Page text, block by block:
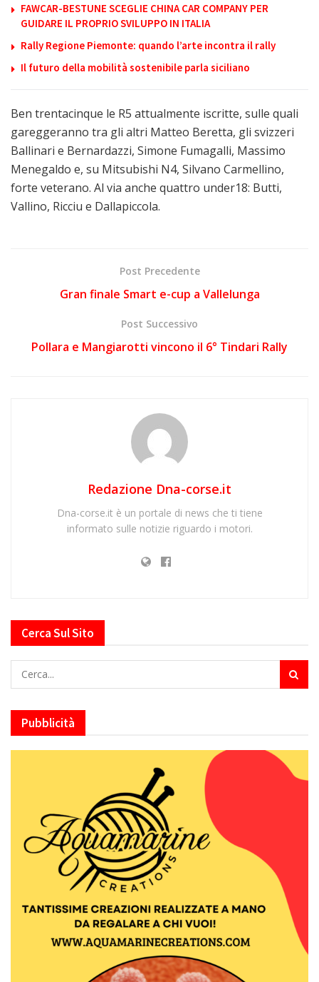
FAWCAR-BESTUNE SCEGLIE CHINA CAR COMPANY PER
GUIDARE IL PROPRIO SVILUPPO IN ITALIA
Rally Regione Piemonte: quando l’arte incontra il rally
Il futuro della mobilità sostenibile parla siciliano
Ben trentacinque le R5 attualmente iscritte, sulle quali
gareggeranno tra gli altri Matteo Beretta, gli svizzeri
Ballinari e Bernardazzi, Simone Fumagalli, Massimo
Menegaldo e, su Mitsubishi N4, Silvano Carmellino,
forte veterano. Al via anche quattro under18: Butti,
Vallino, Ricciu e Dallapiccola.
Post Precedente
Gran finale Smart e-cup a Vallelunga
Post Successivo
Pollara e Mangiarotti vincono il 6° Tindari Rally
Redazione Dna-corse.it
Dna-corse.it è un portale di news che ti tiene
informato sulle notizie riguardo i motori.
Cerca Sul Sito
Pubblicità